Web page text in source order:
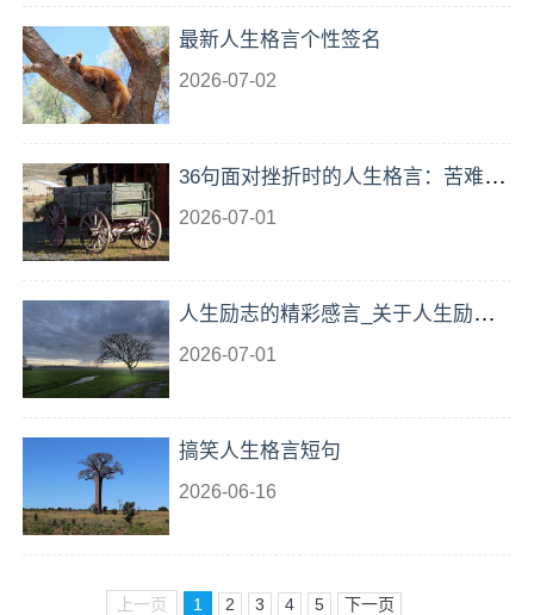
最新人生格言个性签名
2026-07-02
36句面对挫折时的人生格言：苦难是
2026-07-01
人生励志的精彩感言_关于人生励志
2026-07-01
搞笑人生格言短句
2026-06-16
上一页 1 2 3 4 5 下一页